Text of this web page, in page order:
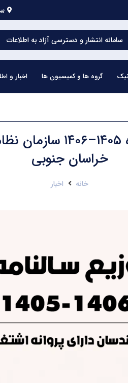
سامانه انتشار و دسترسی آزاد به اطلاعات
گروه ها و کمیسیون ها اخبار و
آغاز توزیع سالنامه
خراسان جنوبی
خانه اخبار